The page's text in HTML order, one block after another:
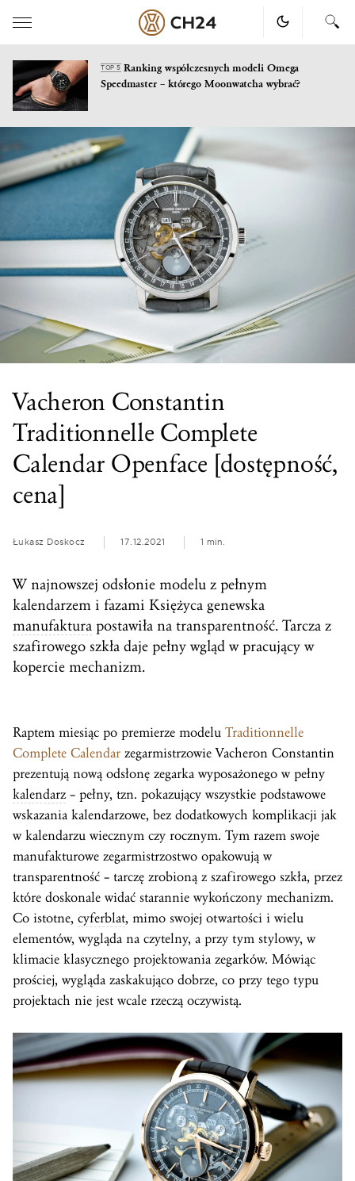
to
content
TOP 5Ranking współczesnych modeli Omega
Speedmaster – którego Moonwatcha wybrać?
Vacheron Constantin
Traditionnelle Complete
Calendar Openface [dostępność,
cena]
Łukasz Doskocz 17.12.2021 1 min.
W najnowszej odsłonie modelu z pełnym
kalendarzem i fazami Księżyca genewska
manufaktura postawiła na transparentność. Tarcza z
szafirowego szkła daje pełny wgląd w pracujący w
kopercie mechanizm.
Raptem miesiąc po premierze modelu Traditionnelle
Complete Calendar zegarmistrzowie Vacheron Constantin
prezentują nową odsłonę zegarka wyposażonego w pełny
kalendarz – pełny, tzn. pokazujący wszystkie podstawowe
wskazania kalendarzowe, bez dodatkowych komplikacji jak
w kalendarzu wiecznym czy rocznym. Tym razem swoje
manufakturowe zegarmistrzostwo opakowują w
transparentność – tarczę zrobioną z szafirowego szkła, przez
które doskonale widać starannie wykończony mechanizm.
Co istotne, cyferblat, mimo swojej otwartości i wielu
elementów, wygląda na czytelny, a przy tym stylowy, w
klimacie klasycznego projektowania zegarków. Mówiąc
prościej, wygląda zaskakująco dobrze, co przy tego typu
projektach nie jest wcale rzeczą oczywistą.